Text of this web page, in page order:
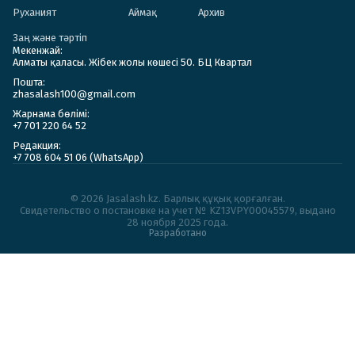
Руханият Аймақ Архив
Заң және тәртіп
Мекенжай:
Алматы қаласы. Жібек жолы көшесі 50. БЦ Квартал
Пошта:
zhasalash100@gmail.com
Жарнама бөлімі:
+7 701 220 64 52
Редакция:
+7 708 604 51 06 (WhatsApp)
© 2026 Jasalash.kz. Барлық құқық қорғалған.
Cвидетельство о постановке на учет № KZ13VPY00045579, выдано
28 ноября 2025 года.
Разработано